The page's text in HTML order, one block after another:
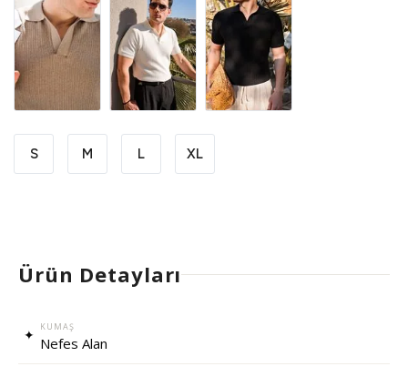
S M L XL
Ürün Detayları
✦ KUMAŞ
Nefes Alan